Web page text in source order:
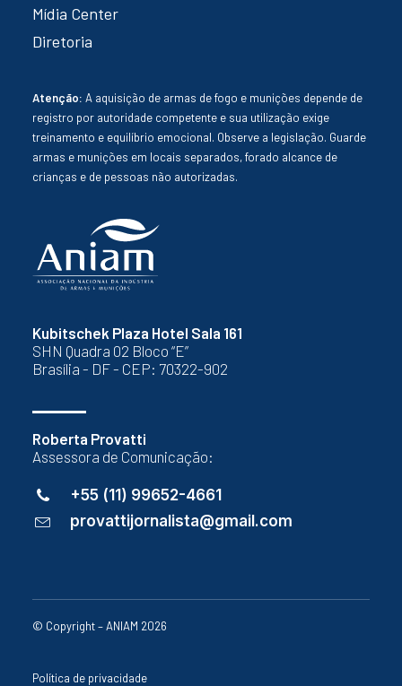
Kubitschek Plaza Hotel Sala 161
SHN Quadra 02 Bloco “E”
Brasília - DF - CEP: 70322-902
Roberta Provatti
Assessora de Comunicação:
+55 (11) 99652-4661
provattijornalista@gmail.com
Mídia Center
Diretoria
Atenção: A aquisição de armas de fogo e munições depende de
registro por autoridade competente e sua utilização exige
treinamento e equilíbrio emocional. Observe a legislação. Guarde
armas e munições em locais separados, forado alcance de
crianças e de pessoas não autorizadas.
© Copyright – ANIAM 2026
Política de privacidade